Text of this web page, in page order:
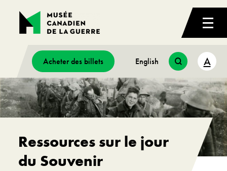
Acheter des billets English A
Ressources sur le jour
du Souvenir